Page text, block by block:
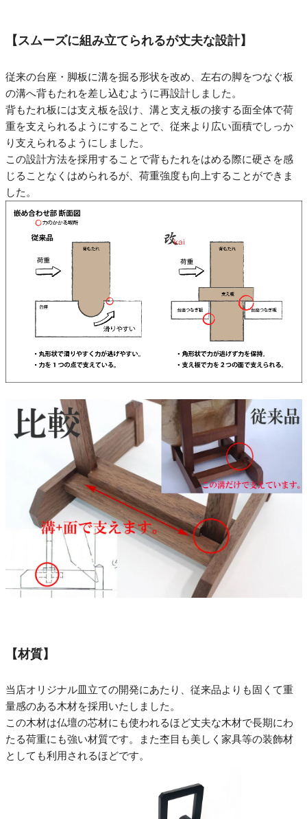
【スムーズに組み立てられるが丈夫な設計】
従来の台座・脚板に溝を掘る形状を改め、左右の脚をつなぐ板
の溝へ背もたれを差し込むように再設計しました。
背もたれ板には支え板を設け、溝と支え板の接する面全体で荷
重を支えられるようにすることで、従来より広い面積でしっか
り支えられるようにしました。
この設計方法を採用することで背もたれをはめる際に硬さを感
じることなくはめられるが、荷重強度も向上することができま
した。
【材質】
当店オリジナル皿立ての開発にあたり、従来品よりも固くて重
量感のある木材を採用いたしました。
この木材は仏壇の芯材にも使われるほど丈夫な木材で長期にわ
たる荷重にも強い材質です。また杢目も美しく家具等の装飾材
としても利用されるほどです。